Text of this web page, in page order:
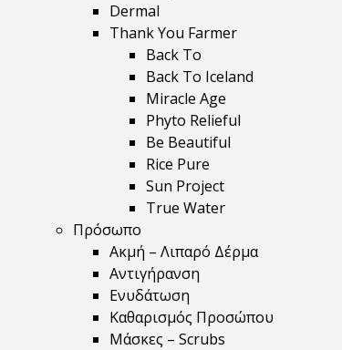
Dermal
Thank You Farmer
Back To
Back To Iceland
Miracle Age
Phyto Relieful
Be Beautiful
Rice Pure
Sun Project
True Water
Πρόσωπο
Ακμή – Λιπαρό Δέρμα
Αντιγήρανση
Ενυδάτωση
Καθαρισμός Προσώπου
Μάσκες – Scrubs